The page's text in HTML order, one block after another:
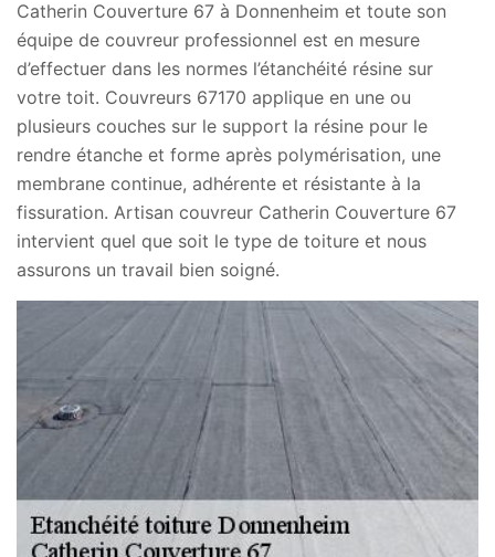
Catherin Couverture 67 à Donnenheim et toute son
équipe de couvreur professionnel est en mesure
d’effectuer dans les normes l’étanchéité résine sur
votre toit. Couvreurs 67170 applique en une ou
plusieurs couches sur le support la résine pour le
rendre étanche et forme après polymérisation, une
membrane continue, adhérente et résistante à la
fissuration. Artisan couvreur Catherin Couverture 67
intervient quel que soit le type de toiture et nous
assurons un travail bien soigné.